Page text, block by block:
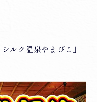
ルク温泉やまびこ」